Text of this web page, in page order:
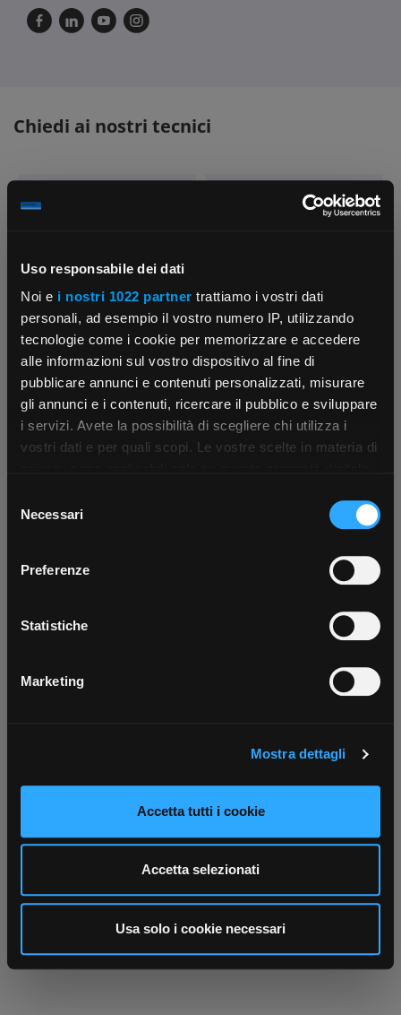
Uso responsabile dei dati
Noi e i nostri 1022 partner trattiamo i vostri dati
personali, ad esempio il vostro numero IP, utilizzando
tecnologie come i cookie per memorizzare e accedere
alle informazioni sul vostro dispositivo al fine di
pubblicare annunci e contenuti personalizzati, misurare
gli annunci e i contenuti, ricercare il pubblico e sviluppare
i servizi. Avete la possibilità di scegliere chi utilizza i
vostri dati e per quali scopi. Le vostre scelte in materia di
modificare o revocare il proprio consenso in qualsiasi
momento dalla Dichiarazione sui cookie o facendo clic
raccogliere informazioni sulla tua posizione
geografica, con un'approssimazione di qualche
Identificare il tuo dispositivo, scansionandolo
Approfondisci come vengono elaborati i tuoi dati personali
dalla Dichiarazione sui cookie.
Utilizziamo i cookie per personalizzare contenuti ed
analizzare il nostro traffico. Condividiamo inoltre
informazioni sul modo in cui utilizza il nostro sito con i
nostri partner che si occupano di analisi dei dati web,
pubblicità e social media, i quali potrebbero combinarle
delNecessari
Preferenze
Statistiche
Marketing
Mostra dettagli
Accetta tutti i cookie
Accetta selezionati
Usa solo i cookie necessari
×
App Rexel Italia
tutti i servizi ovunque tu sia!
Scarica ora
Chiedi ai nostri tecnici
Parla con il customer care dedicato Ti affiancheremo passo dopo passo
Parla con il tuo customer care
Negozi di materiale elettrico vicino a